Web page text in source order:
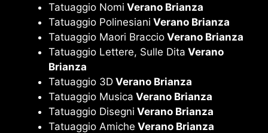
Tatuaggio Nomi Verano Brianza
Tatuaggio Polinesiani Verano Brianza
Tatuaggio Maori Braccio Verano Brianza
Tatuaggio Lettere, Sulle Dita Verano
Brianza
Tatuaggio 3D Verano Brianza
Tatuaggio Musica Verano Brianza
Tatuaggio Disegni Verano Brianza
Tatuaggio Amiche Verano Brianza